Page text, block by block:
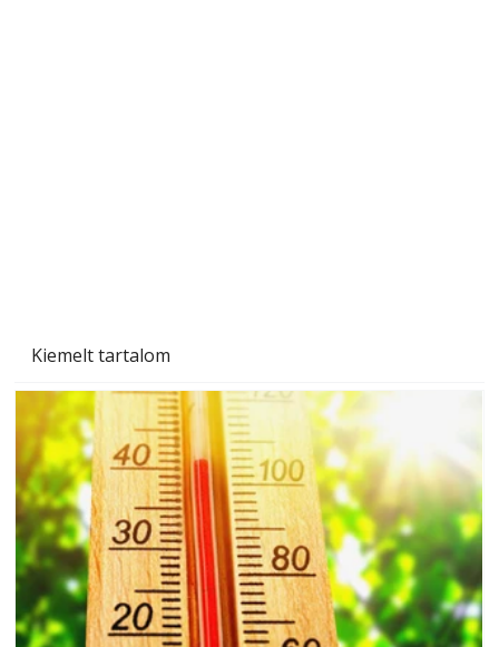
Kiemelt tartalom